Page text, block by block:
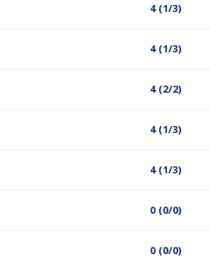
4 (1/3)
4 (1/3)
4 (2/2)
4 (1/3)
4 (1/3)
0 (0/0)
0 (0/0)